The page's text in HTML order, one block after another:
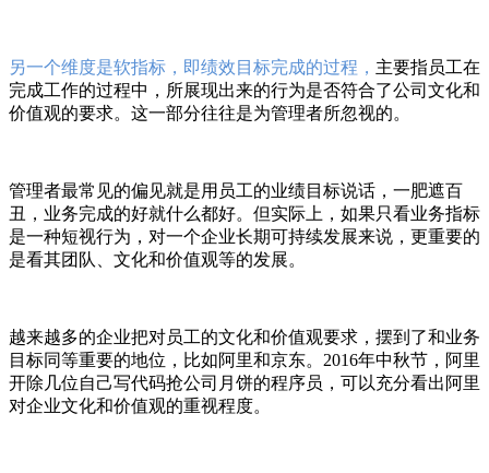
另一个维度是软指标，即绩效目标完成的过程， 主要指员工在
完成工作的过程中，所展现出来的行为是否符合了公司文化和
价值观的要求。这一部分往往是为管理者所忽视的。
管理者最常见的偏见就是用员工的业绩目标说话，一肥遮百
丑，业务完成的好就什么都好。但实际上，如果只看业务指标
是一种短视行为，对一个企业长期可持续发展来说，更重要的
是看其团队、文化和价值观等的发展。
越来越多的企业把对员工的文化和价值观要求，摆到了和业务
目标同等重要的地位，比如阿里和京东。2016年中秋节，阿里
开除几位自己写代码抢公司月饼的程序员，可以充分看出阿里
对企业文化和价值观的重视程度。